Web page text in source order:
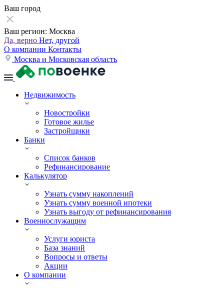
Ваш город
Ваш регион: Москва
Да, верно Нет, другой
О компании Контакты
Москва и Московская область
Недвижимость
Новостройки
Готовое жилье
Застройщики
Банки
Список банков
Рефинансирование
Калькулятор
Узнать сумму накоплений
Узнать сумму военной ипотеки
Узнать выгоду от рефинансирования
Военнослужащим
Услуги юриста
База знаний
Вопросы и ответы
Акции
О компании